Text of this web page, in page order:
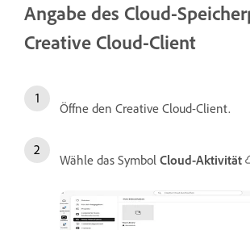
Angabe des Cloud-
Creative Cloud-Client
Öffne den Creative Cloud-Client.
Wähle das Symbol Cloud-Aktivität